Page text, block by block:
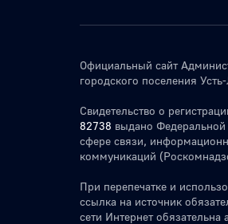
Официальный сайт
городского поселения
Свидетельство о
82738 выдано
сфере связи,
коммуникаций
При перепечатке и
ссылка на источник
сети Интернет обязательна